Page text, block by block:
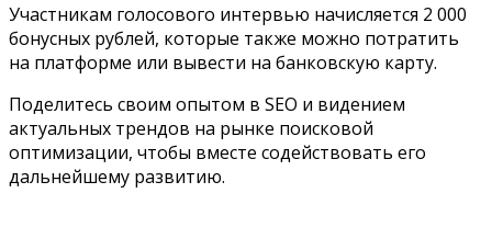
Участникам голосового интервью начисляется 2 000
бонусных рублей, которые также можно потратить
на платформе или вывести на банковскую карту.
Поделитесь своим опытом в SEO и видением
актуальных трендов на рынке поисковой
оптимизации, чтобы вместе содействовать его
дальнейшему развитию.